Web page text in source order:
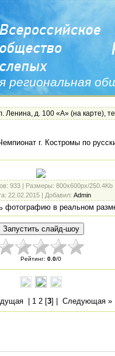
региональная
Ленина, д. 100 «А» (на карте),
г. Костромы по
: 933 | Размеры: 800x600px/250.4Kb
: 22.02.2015 | Добавил: Admin
фотографию в реальном
Рейтинг: 0.0/0
| 1 2[3] | Следующая »